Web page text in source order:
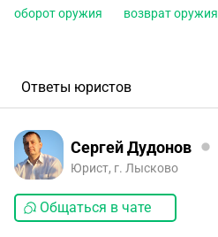
оборот оружия
возврат оружия
Ответы юристов
Сергей Дудонов
Юрист, г. Лысково
Общаться в чате